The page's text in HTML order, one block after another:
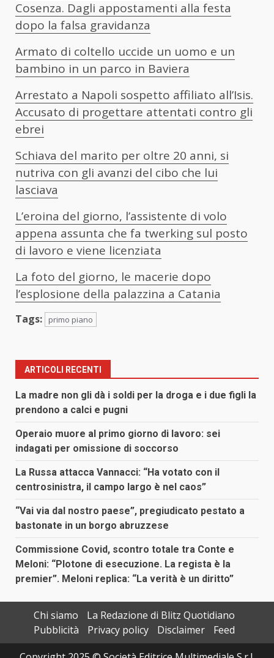
Cosenza. Dagli appostamenti alla festa
dopo la falsa gravidanza
Armato di coltello uccide un uomo e un
bambino in un parco in Baviera
Arrestato a Napoli sospetto affiliato all’Isis.
Accusato di progettare attentati contro gli
ebrei
Schiava del marito per oltre 20 anni, si
nutriva con gli avanzi del cibo che lui
lasciava
L’eroina del giorno, l’assistente di volo
appena assunta che fa twerking sul posto
di lavoro e viene licenziata
La foto del giorno, le macerie dopo
l’esplosione della palazzina a Catania
Tags: primo piano
ARTICOLI RECENTI
La madre non gli dà i soldi per la droga e i due figli la
prendono a calci e pugni
Operaio muore al primo giorno di lavoro: sei
indagati per omissione di soccorso
La Russa attacca Vannacci: “Ha votato con il
centrosinistra, il campo largo è nel caos”
“Vai via dal nostro paese”, pregiudicato pestato a
bastonate in un borgo abruzzese
Commissione Covid, scontro totale tra Conte e
Meloni: “Plotone di esecuzione. La regista è la
premier”. Meloni replica: “La verità è un diritto”
Chi siamo
La Redazione di Blitz Quotidiano
Pubblicità
Privacy policy Disclaimer
Feed